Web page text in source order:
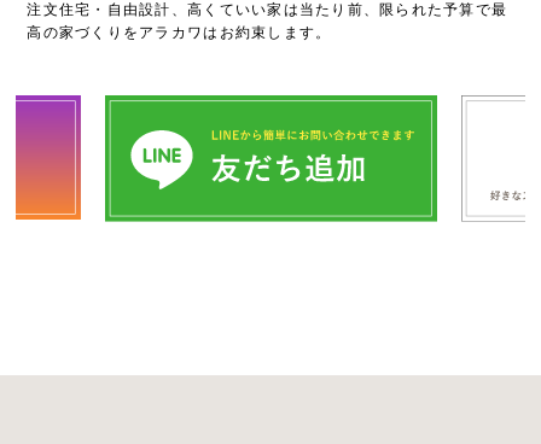
注文住宅・自由設計、高くていい家は当たり前、限られた予算で最
高の家づくりをアラカワはお約束します。